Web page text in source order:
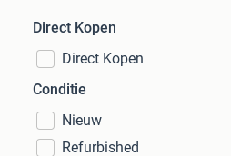
Direct Kopen
Direct Kopen
Conditie
Nieuw
Refurbished